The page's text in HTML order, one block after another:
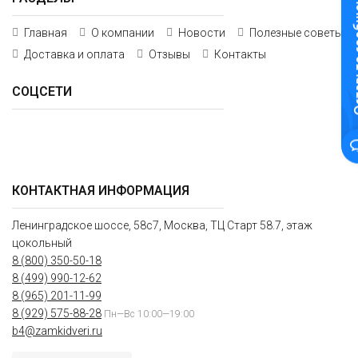
КОНТАКТНАЯ ИНФОРМАЦИЯ
Ленинградское шоссе, 58с7, Москва, ТЦ Старт 58.7, этаж
цокольный
8 (800) 350-50-18
8 (499) 990-12-62
8 (965) 201-11-99
8 (929) 575-88-28 Пн—Вс 10:00—19:00
b4@zamkidveri.ru
Главная О компании Новости
Полезные советы
Доставка и оплата
Отзывы Контакты
СОЦСЕТИ